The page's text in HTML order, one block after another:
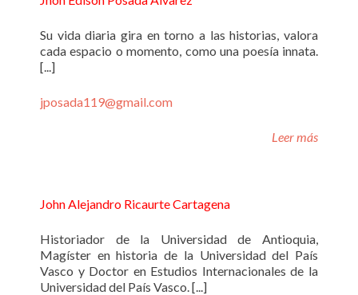
Su vida diaria gira en torno a las historias, valora
cada espacio o momento, como una poesía innata.
[...]
jposada119@gmail.com
Leer más
John Alejandro Ricaurte Cartagena
Historiador de la Universidad de Antioquia,
Magíster en historia de la Universidad del País
Vasco y Doctor en Estudios Internacionales de la
Universidad del País Vasco. [...]